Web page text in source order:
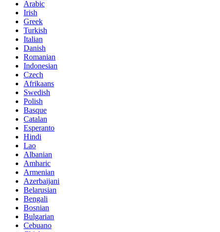
Arabic
Irish
Greek
Turkish
Italian
Danish
Romanian
Indonesian
Czech
Afrikaans
Swedish
Polish
Basque
Catalan
Esperanto
Hindi
Lao
Albanian
Amharic
Armenian
Azerbaijani
Belarusian
Bengali
Bosnian
Bulgarian
Cebuano